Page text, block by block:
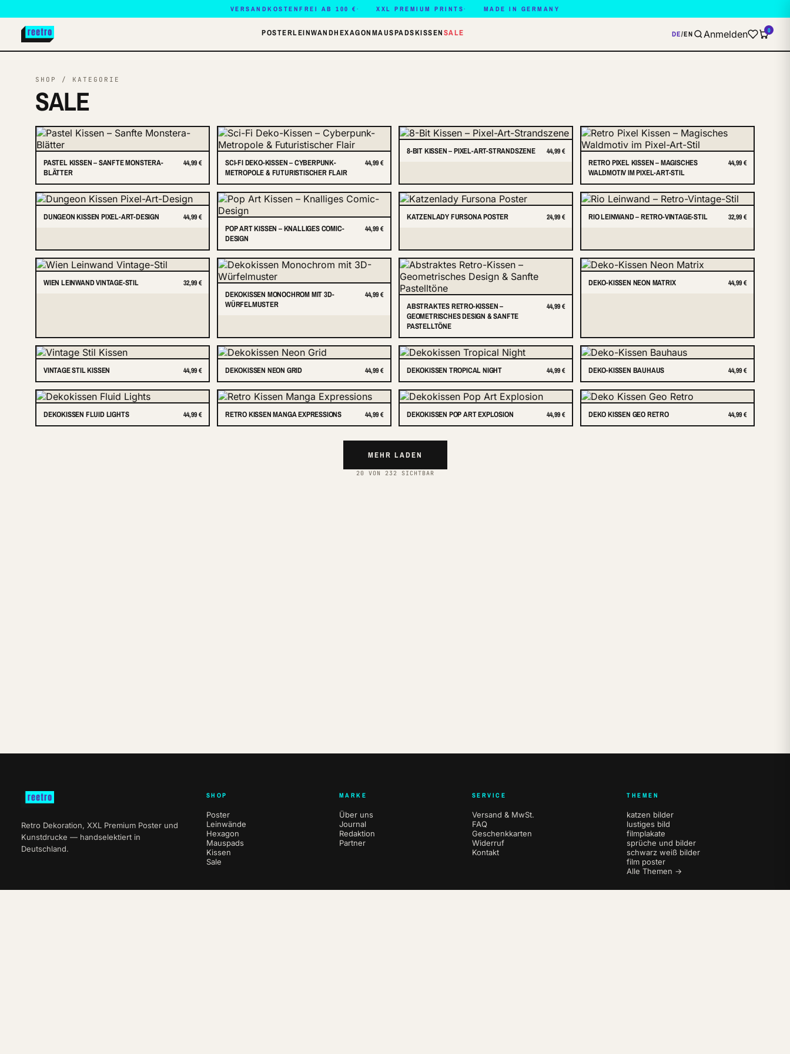
VERSANDKOSTENFREI AB 100 € XXL PREMIUM PRINTS MADE IN GERMANY
POSTERLEINWANDHEXAGONMAUSPADSKISSENSALE DE/EN Anmelden 0
SHOP / KATEGORIE
SALE
PASTEL KISSEN – SANFTE MONSTERA-
BLÄTTER
44,99 €
SCI-FI DEKO-KISSEN – CYBERPUNK-
METROPOLE & FUTURISTISCHER FLAIR
44,99 €
8-BIT KISSEN – PIXEL-ART-STRANDSZENE 44,99 €
RETRO PIXEL KISSEN – MAGISCHES
WALDMOTIV IM PIXEL-ART-STIL
44,99 €
DUNGEON KISSEN PIXEL-ART-DESIGN 44,99 €
POP ART KISSEN – KNALLIGES COMIC-
DESIGN
44,99 €
KATZENLADY FURSONA POSTER 24,99 € RIO LEINWAND – RETRO-VINTAGE-STIL 32,99 €
WIEN LEINWAND VINTAGE-STIL 32,99 €
DEKOKISSEN MONOCHROM MIT 3D-
WÜRFELMUSTER
44,99 €
ABSTRAKTES RETRO-KISSEN –
GEOMETRISCHES DESIGN & SANFTE
PASTELLTÖNE
44,99 €
DEKO-KISSEN NEON MATRIX 44,99 €
VINTAGE STIL KISSEN 44,99 € DEKOKISSEN NEON GRID 44,99 € DEKOKISSEN TROPICAL NIGHT 44,99 € DEKO-KISSEN BAUHAUS 44,99 €
DEKOKISSEN FLUID LIGHTS 44,99 € RETRO KISSEN MANGA EXPRESSIONS 44,99 € DEKOKISSEN POP ART EXPLOSION 44,99 € DEKO KISSEN GEO RETRO 44,99 €
MEHR LADEN
20 VON 232 SICHTBAR
Retro Dekoration, XXL Premium Poster und
Kunstdrucke — handselektiert in
Deutschland.
SHOP
Poster
Leinwände
Hexagon
Mauspads
Kissen
Sale
MARKE
Über uns
Journal
Redaktion
Partner
SERVICE
Versand & MwSt.
FAQ
Geschenkkarten
Widerruf
Kontakt
THEMEN
katzen bilder
lustiges bild
filmplakate
sprüche und bilder
schwarz weiß bilder
film poster
Alle Themen →